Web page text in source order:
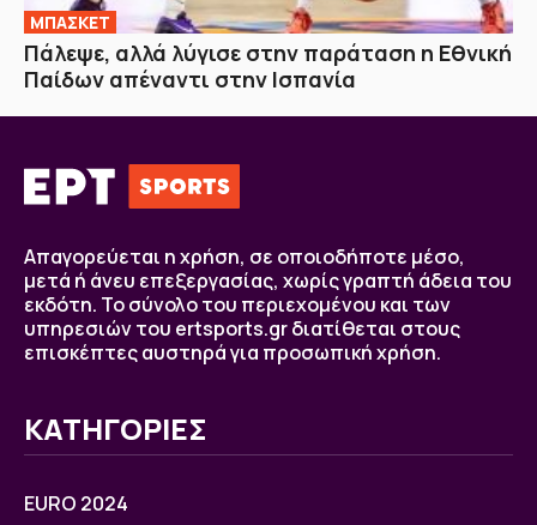
ΜΠΑΣΚΕΤ
Πάλεψε, αλλά λύγισε στην παράταση η Εθνική
Παίδων απέναντι στην Ισπανία
Απαγορεύεται η χρήση, σε οποιοδήποτε μέσο,
μετά ή άνευ επεξεργασίας, χωρίς γραπτή άδεια του
εκδότη. Το σύνολο του περιεχομένου και των
υπηρεσιών του ertsports.gr διατίθεται στους
επισκέπτες αυστηρά για προσωπική χρήση.
ΚΑΤΗΓΟΡΙΕΣ
EURO 2024